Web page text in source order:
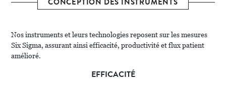
Nos instruments et leurs technologies reposent sur les mesures
Six Sigma, assurant ainsi efficacité, productivité et flux patient
amélioré.
EFFICACITÉ